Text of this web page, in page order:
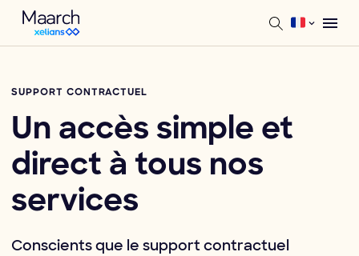
SUPPORT CONTRACTUEL
Un accès simple et
direct à tous nos
services
Conscients que le support contractuel